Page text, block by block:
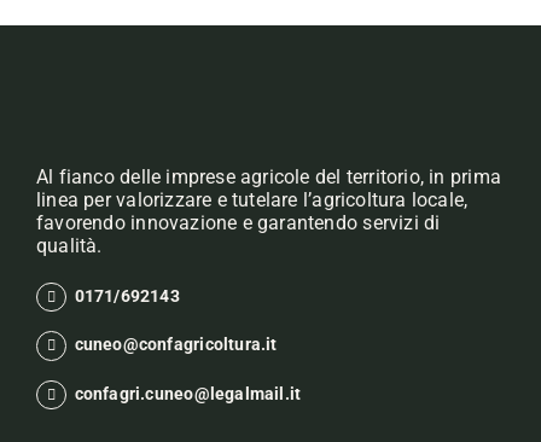
Al fianco delle imprese agricole del territorio, in prima
linea per valorizzare e tutelare l’agricoltura locale,
favorendo innovazione e garantendo servizi di
qualità.
0171/692143
cuneo@confagricoltura.it
confagri.cuneo@legalmail.it